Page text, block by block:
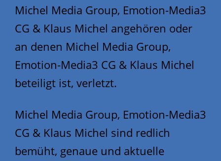
Michel Media Group, Emotion-Media3
CG & Klaus Michel angehören oder
an denen Michel Media Group,
Emotion-Media3 CG & Klaus Michel
beteiligt ist, verletzt.
Michel Media Group, Emotion-Media3
CG & Klaus Michel sind redlich
bemüht, genaue und aktuelle